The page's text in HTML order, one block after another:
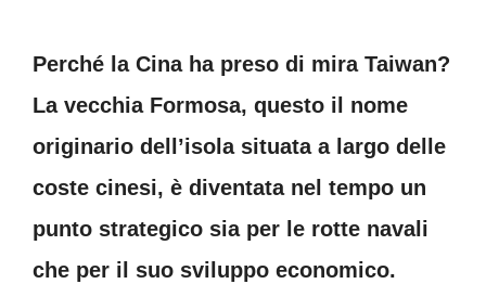
Perché la Cina ha preso di mira Taiwan?
La vecchia Formosa, questo il nome
originario dell’isola situata a largo delle
coste cinesi, è diventata nel tempo un
punto strategico sia per le rotte navali
che per il suo sviluppo economico.